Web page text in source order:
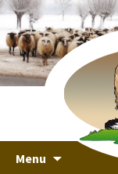
recreeren in
Menu